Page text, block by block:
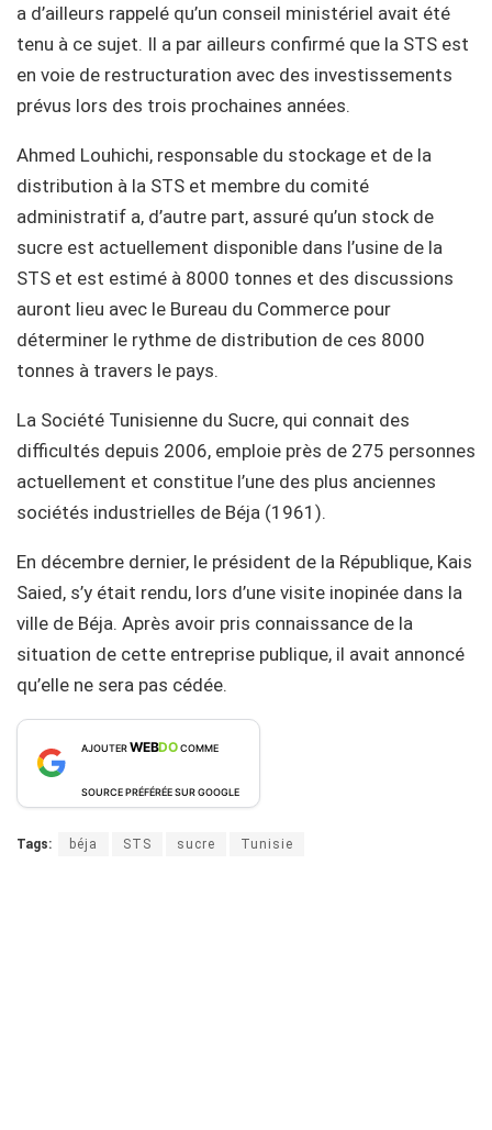
a d’ailleurs rappelé qu’un conseil ministériel avait été
tenu à ce sujet. Il a par ailleurs confirmé que la STS est
en voie de restructuration avec des investissements
prévus lors des trois prochaines années.
Ahmed Louhichi, responsable du stockage et de la
distribution à la STS et membre du comité
administratif a, d’autre part, assuré qu’un stock de
sucre est actuellement disponible dans l’usine de la
STS et est estimé à 8000 tonnes et des discussions
auront lieu avec le Bureau du Commerce pour
déterminer le rythme de distribution de ces 8000
tonnes à travers le pays.
La Société Tunisienne du Sucre, qui connait des
difficultés depuis 2006, emploie près de 275 personnes
actuellement et constitue l’une des plus anciennes
sociétés industrielles de Béja (1961).
En décembre dernier, le président de la République, Kais
Saied, s’y était rendu, lors d’une visite inopinée dans la
ville de Béja. Après avoir pris connaissance de la
situation de cette entreprise publique, il avait annoncé
qu’elle ne sera pas cédée.
AJOUTERWEBDOCOMME
SOURCE PRÉFÉRÉE SUR GOOGLE
Tags: béja STS sucre Tunisie